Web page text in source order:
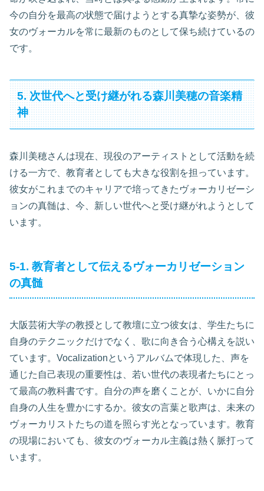
今の自分を最高の状態で届けようとする真摯な姿勢が、彼
女のヴォーカルを常に最新のものとして保ち続けているの
です。
5. 次世代へと受け継がれる森川美穂の音楽精
神
森川美穂さんは現在、現役のアーティストとして活動を続
ける一方で、教育者としても大きな役割を担っています。
彼女がこれまでのキャリアで培ってきたヴォーカリゼーシ
ョンの真髄は、今、新しい世代へと受け継がれようとして
います。
5-1. 教育者として伝えるヴォーカリゼーション
の真髄
大阪芸術大学の教授として教壇に立つ彼女は、学生たちに
自身のテクニックだけでなく、歌に向き合う心構えを説い
ています。Vocalizationというアルバムで体現した、声を
通じた自己表現の重要性は、若い世代の表現者たちにとっ
て最高の教科書です。自分の声を磨くことが、いかに自分
自身の人生を豊かにするか。彼女の言葉と歌声は、未来の
ヴォーカリストたちの道を照らす光となっています。教育
の現場においても、彼女のヴォーカル主義は熱く脈打って
います。